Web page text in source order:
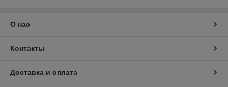
О нас
Контакты
Доставка и оплата